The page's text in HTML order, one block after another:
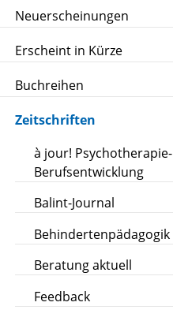
Neuerscheinungen
Erscheint in Kürze
Buchreihen
Zeitschriften
à jour! Psychotherapie-
Berufsentwicklung
Balint-Journal
Behindertenpädagogik
Beratung aktuell
Feedback